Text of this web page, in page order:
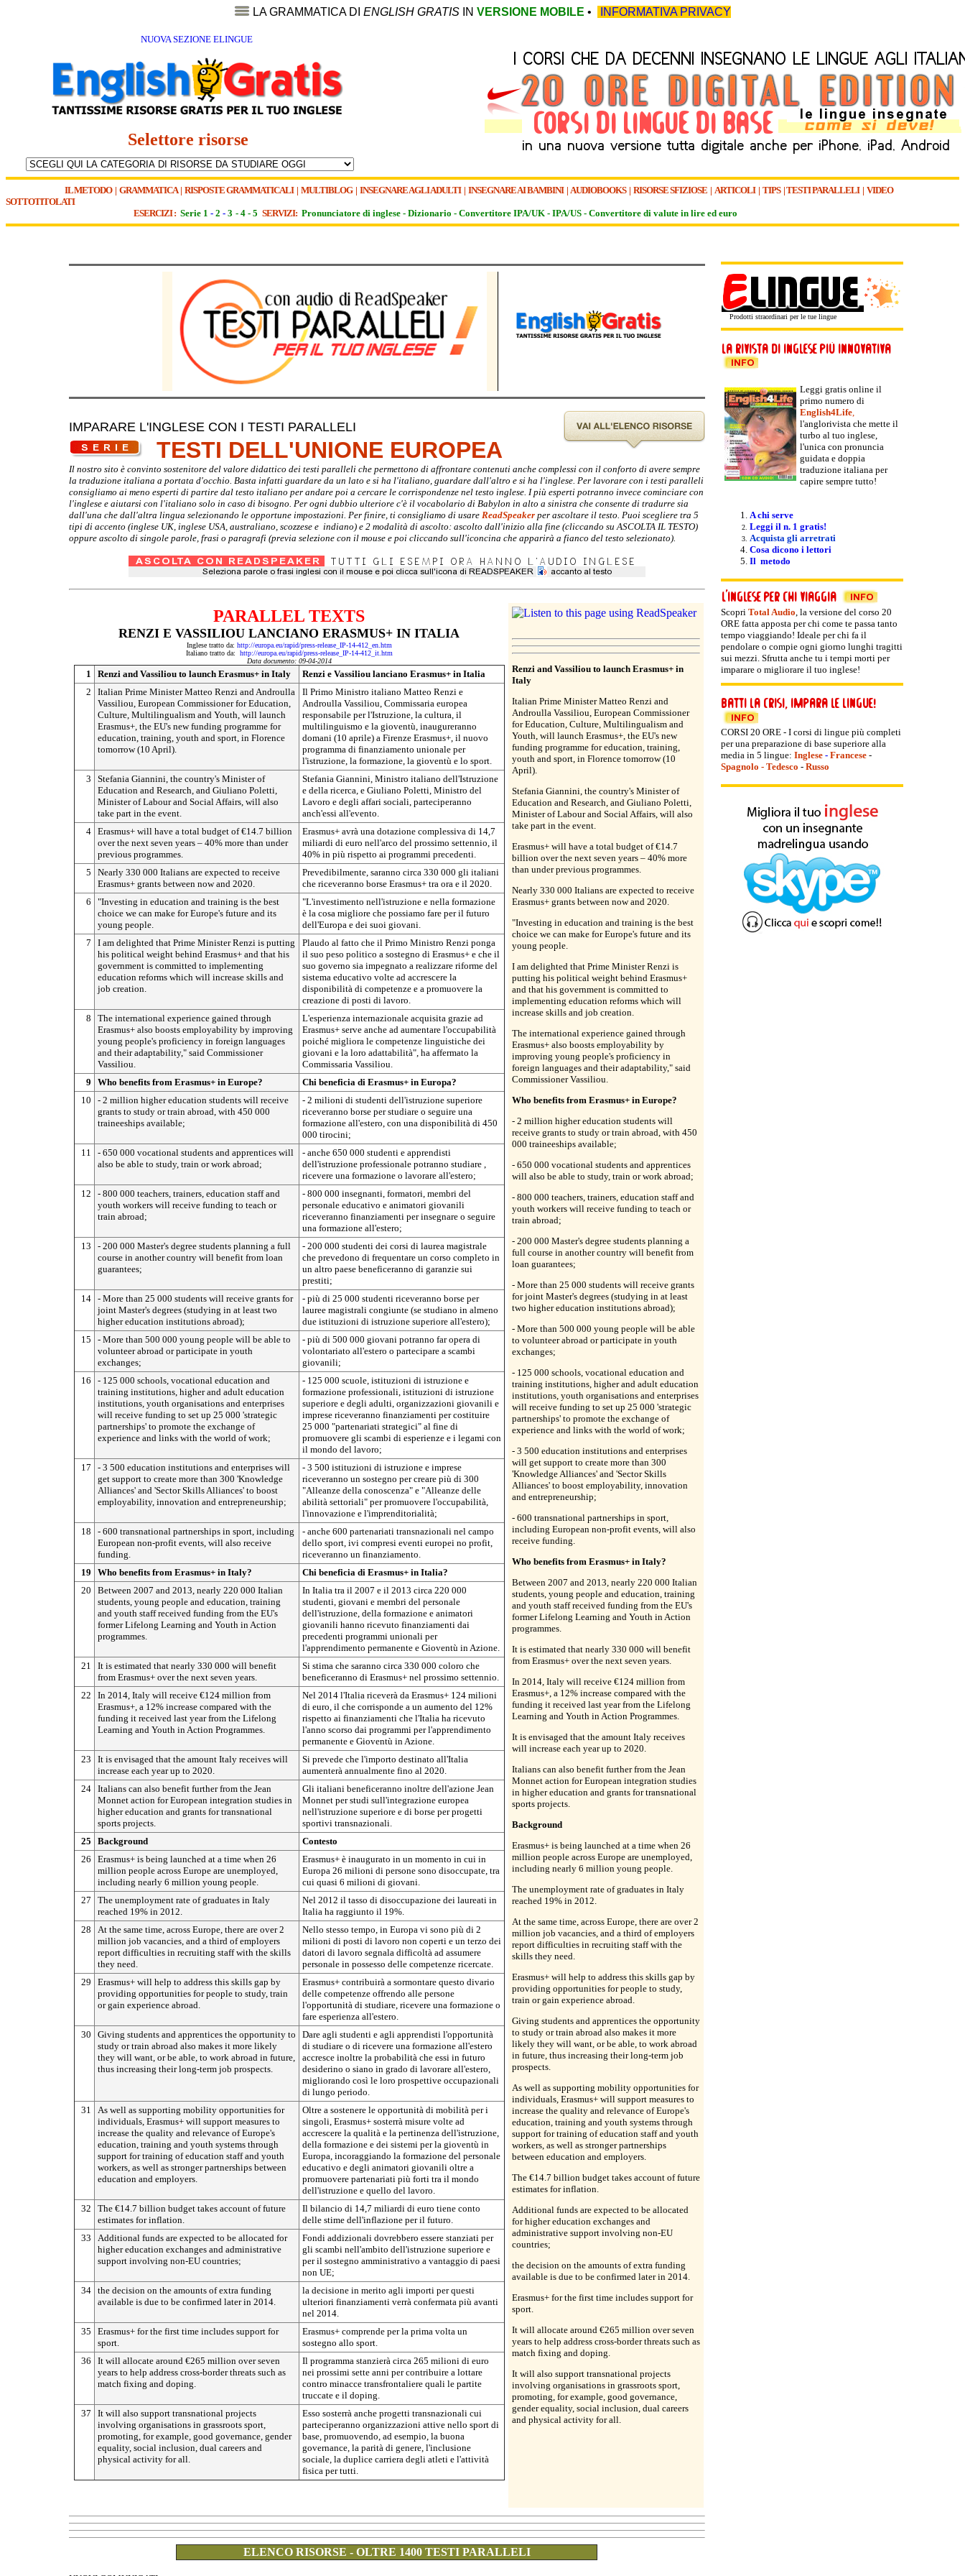
LA GRAMMATICA DI ENGLISH GRATIS IN VERSIONE MOBILE • INFORMATIVA PRIVACY
NUOVA SEZIONE ELINGUE
Selettore risorse
IL METODO| GRAMMATICA| RISPOSTE GRAMMATICALI| MULTIBLOG| INSEGNARE AGLI ADULTI | INSEGNARE AI BAMBINI| AUDIOBOOKS| RISORSE SFIZIOSE | ARTICOLI| TIPS|TESTI PARALLELI| VIDEO
SOTTOTITOLATI
ESERCIZI : Serie 1 - 2 - 3 - 4 - 5 SERVIZI: Pronunciatore di inglese - Dizionario - Convertitore IPA/UK - IPA/US - Convertitore di valute in lire ed euro
IMPARARE L'INGLESE CON I TESTI PARALLELI
TESTI DELL'UNIONE EUROPEA
Il nostro sito è convinto sostenitore del valore didattico dei testi paralleli che permettono di affrontare contenuti anche complessi con il conforto di avere sempre
la traduzione italiana a portata d'occhio. Basta infatti guardare da un lato e si ha l'italiano, guardare dall'altro e si ha l'inglese. Per lavorare con i testi paralleli
consigliamo ai meno esperti di partire dal testo italiano per andare poi a cercare le corrispondenze nel testo inglese. I più esperti potranno invece cominciare con
l'inglese e aiutarsi con l'italiano solo in caso di bisogno. Per ogni dubbio ulteriore c'è il vocabolario di Babylon in alto a sinistra che consente di tradurre sia
dall'una che dall'altra lingua selezionando le opportune impostazioni. Per finire, ti consigliamo di usare ReadSpeakerper ascoltare il testo. Puoi scegliere tra 5
tipi di accento (inglese UK, inglese USA, australiano, scozzese e indiano) e 2 modalità di ascolto: ascolto dall'inizio alla fine (cliccando su ASCOLTA IL TESTO)
oppure ascolto di singole parole, frasi o paragrafi (previa selezione con il mouse e poi cliccando sull'iconcina che apparirà a fianco del testo selezionato).
PARALLEL TEXTS
RENZI E VASSILIOU LANCIANO ERASMUS+ IN ITALIA
Inglese tratto da: http://europa.eu/rapid/press-release_IP-14-412_en.htm
Italiano tratto da: http://europa.eu/rapid/press-release_IP-14-412_it.htm
Data documento: 09-04-2014
1 Renzi and Vassiliou to launch Erasmus+ in Italy
Renzi e Vassiliou lanciano Erasmus+ in Italia
2
Italian Prime Minister Matteo Renzi and Androulla
Vassiliou, European Commissioner for Education,
Culture, Multilingualism and Youth, will launch
Erasmus+, the EU's new funding programme for
education, training, youth and sport, in Florence
tomorrow (10 April).
Il Primo Ministro italiano Matteo Renzi e
Androulla Vassiliou, Commissaria europea
responsabile per l'Istruzione, la cultura, il
multilinguismo e la gioventù, inaugureranno
domani (10 aprile) a Firenze Erasmus+, il nuovo
programma di finanziamento unionale per
l'istruzione, la formazione, la gioventù e lo sport.
3
Stefania Giannini, the country's Minister of
Education and Research, and Giuliano Poletti,
Minister of Labour and Social Affairs, will also
take part in the event.
Stefania Giannini, Ministro italiano dell'Istruzione
e della ricerca, e Giuliano Poletti, Ministro del
Lavoro e degli affari sociali, parteciperanno
anch'essi all'evento.
4
Erasmus+ will have a total budget of €14.7 billion
over the next seven years – 40% more than under
previous programmes.
Erasmus+ avrà una dotazione complessiva di 14,7
miliardi di euro nell'arco del prossimo settennio, il
40% in più rispetto ai programmi precedenti.
5
Nearly 330 000 Italians are expected to receive
Erasmus+ grants between now and 2020.
Prevedibilmente, saranno circa 330 000 gli italiani
che riceveranno borse Erasmus+ tra ora e il 2020.
6
"Investing in education and training is the best
choice we can make for Europe's future and its
young people.
"L'investimento nell'istruzione e nella formazione
è la cosa migliore che possiamo fare per il futuro
dell'Europa e dei suoi giovani.
7
I am delighted that Prime Minister Renzi is putting
his political weight behind Erasmus+ and that his
government is committed to implementing
education reforms which will increase skills and
job creation.
Plaudo al fatto che il Primo Ministro Renzi ponga
il suo peso politico a sostegno di Erasmus+ e che il
suo governo sia impegnato a realizzare riforme del
sistema educativo volte ad accrescere la
disponibilità di competenze e a promuovere la
creazione di posti di lavoro.
8
The international experience gained through
Erasmus+ also boosts employability by improving
young people's proficiency in foreign languages
and their adaptability," said Commissioner
Vassiliou.
L'esperienza internazionale acquisita grazie ad
Erasmus+ serve anche ad aumentare l'occupabilità
poiché migliora le competenze linguistiche dei
giovani e la loro adattabilità", ha affermato la
Commissaria Vassiliou.
9
Who benefits from Erasmus+ in Europe?
Chi beneficia di Erasmus+ in Europa?
10
- 2 million higher education students will receive
grants to study or train abroad, with 450 000
traineeships available;
- 2 milioni di studenti dell'istruzione superiore
riceveranno borse per studiare o seguire una
formazione all'estero, con una disponibilità di 450
000 tirocini;
11
- 650 000 vocational students and apprentices will
also be able to study, train or work abroad;
- anche 650 000 studenti e apprendisti
dell'istruzione professionale potranno studiare ,
ricevere una formazione o lavorare all'estero;
12
- 800 000 teachers, trainers, education staff and
youth workers will receive funding to teach or
train abroad;
- 800 000 insegnanti, formatori, membri del
personale educativo e animatori giovanili
riceveranno finanziamenti per insegnare o seguire
una formazione all'estero;
13
- 200 000 Master's degree students planning a full
course in another country will benefit from loan
guarantees;
- 200 000 studenti dei corsi di laurea magistrale
che prevedono di frequentare un corso completo in
un altro paese beneficeranno di garanzie sui
prestiti;
14
- More than 25 000 students will receive grants for
joint Master's degrees (studying in at least two
higher education institutions abroad);
- più di 25 000 studenti riceveranno borse per
lauree magistrali congiunte (se studiano in almeno
due istituzioni di istruzione superiore all'estero);
15
- More than 500 000 young people will be able to
volunteer abroad or participate in youth
exchanges;
- più di 500 000 giovani potranno far opera di
volontariato all'estero o partecipare a scambi
giovanili;
16
- 125 000 schools, vocational education and
training institutions, higher and adult education
institutions, youth organisations and enterprises
will receive funding to set up 25 000 'strategic
partnerships' to promote the exchange of
experience and links with the world of work;
- 125 000 scuole, istituzioni di istruzione e
formazione professionali, istituzioni di istruzione
superiore e degli adulti, organizzazioni giovanili e
imprese riceveranno finanziamenti per costituire
25 000 "partenariati strategici" al fine di
promuovere gli scambi di esperienze e i legami con
il mondo del lavoro;
17
- 3 500 education institutions and enterprises will
get support to create more than 300 'Knowledge
Alliances' and 'Sector Skills Alliances' to boost
employability, innovation and entrepreneurship;
- 3 500 istituzioni di istruzione e imprese
riceveranno un sostegno per creare più di 300
"Alleanze della conoscenza" e "Alleanze delle
abilità settoriali" per promuovere l'occupabilità,
l'innovazione e l'imprenditorialità;
18
- 600 transnational partnerships in sport, including
European non-profit events, will also receive
funding.
- anche 600 partenariati transnazionali nel campo
dello sport, ivi compresi eventi europei no profit,
riceveranno un finanziamento.
19
Who benefits from Erasmus+ in Italy?
Chi beneficia di Erasmus+ in Italia?
20
Between 2007 and 2013, nearly 220 000 Italian
students, young people and education, training
and youth staff received funding from the EU's
former Lifelong Learning and Youth in Action
programmes.
In Italia tra il 2007 e il 2013 circa 220 000
studenti, giovani e membri del personale
dell'istruzione, della formazione e animatori
giovanili hanno ricevuto finanziamenti dai
precedenti programmi unionali per
l'apprendimento permanente e Gioventù in Azione.
21
It is estimated that nearly 330 000 will benefit
from Erasmus+ over the next seven years.
Si stima che saranno circa 330 000 coloro che
beneficeranno di Erasmus+ nel prossimo settennio.
22
In 2014, Italy will receive €124 million from
Erasmus+, a 12% increase compared with the
funding it received last year from the Lifelong
Learning and Youth in Action Programmes.
Nel 2014 l'Italia riceverà da Erasmus+ 124 milioni
di euro, il che corrisponde a un aumento del 12%
rispetto ai finanziamenti che l'Italia ha ricevuto
l'anno scorso dai programmi per l'apprendimento
permanente e Gioventù in Azione.
23
It is envisaged that the amount Italy receives will
increase each year up to 2020.
Si prevede che l'importo destinato all'Italia
aumenterà annualmente fino al 2020.
24
Italians can also benefit further from the Jean
Monnet action for European integration studies in
higher education and grants for transnational
sports projects.
Gli italiani beneficeranno inoltre dell'azione Jean
Monnet per studi sull'integrazione europea
nell'istruzione superiore e di borse per progetti
sportivi transnazionali.
25
Background
Contesto
26
Erasmus+ is being launched at a time when 26
million people across Europe are unemployed,
including nearly 6 million young people.
Erasmus+ è inaugurato in un momento in cui in
Europa 26 milioni di persone sono disoccupate, tra
cui quasi 6 milioni di giovani.
27
The unemployment rate of graduates in Italy
reached 19% in 2012.
Nel 2012 il tasso di disoccupazione dei laureati in
Italia ha raggiunto il 19%.
28
At the same time, across Europe, there are over 2
million job vacancies, and a third of employers
report difficulties in recruiting staff with the skills
they need.
Nello stesso tempo, in Europa vi sono più di 2
milioni di posti di lavoro non coperti e un terzo dei
datori di lavoro segnala difficoltà ad assumere
personale in possesso delle competenze ricercate.
29
Erasmus+ will help to address this skills gap by
providing opportunities for people to study, train
or gain experience abroad.
Erasmus+ contribuirà a sormontare questo divario
delle competenze offrendo alle persone
l'opportunità di studiare, ricevere una formazione o
fare esperienza all'estero.
30
Giving students and apprentices the opportunity to
study or train abroad also makes it more likely
they will want, or be able, to work abroad in future,
thus increasing their long-term job prospects.
Dare agli studenti e agli apprendisti l'opportunità
di studiare o di ricevere una formazione all'estero
accresce inoltre la probabilità che essi in futuro
desiderino o siano in grado di lavorare all'estero,
migliorando così le loro prospettive occupazionali
di lungo periodo.
31
As well as supporting mobility opportunities for
individuals, Erasmus+ will support measures to
increase the quality and relevance of Europe's
education, training and youth systems through
support for training of education staff and youth
workers, as well as stronger partnerships between
education and employers.
Oltre a sostenere le opportunità di mobilità per i
singoli, Erasmus+ sosterrà misure volte ad
accrescere la qualità e la pertinenza dell'istruzione,
della formazione e dei sistemi per la gioventù in
Europa, incoraggiando la formazione del personale
educativo e degli animatori giovanili oltre a
promuovere partenariati più forti tra il mondo
dell'istruzione e quello del lavoro.
32
The €14.7 billion budget takes account of future
estimates for inflation.
Il bilancio di 14,7 miliardi di euro tiene conto
delle stime dell'inflazione per il futuro.
33
Additional funds are expected to be allocated for
higher education exchanges and administrative
support involving non-EU countries;
Fondi addizionali dovrebbero essere stanziati per
gli scambi nell'ambito dell'istruzione superiore e
per il sostegno amministrativo a vantaggio di paesi
non UE;
34
the decision on the amounts of extra funding
available is due to be confirmed later in 2014.
la decisione in merito agli importi per questi
ulteriori finanziamenti verrà confermata più avanti
nel 2014.
35
Erasmus+ for the first time includes support for
sport.
Erasmus+ comprende per la prima volta un
sostegno allo sport.
36
It will allocate around €265 million over seven
years to help address cross-border threats such as
match fixing and doping.
Il programma stanzierà circa 265 milioni di euro
nei prossimi sette anni per contribuire a lottare
contro minacce transfrontaliere quali le partite
truccate e il doping.
37
It will also support transnational projects
involving organisations in grassroots sport,
promoting, for example, good governance, gender
equality, social inclusion, dual careers and
physical activity for all.
Esso sosterrà anche progetti transnazionali cui
parteciperanno organizzazioni attive nello sport di
base, promuovendo, ad esempio, la buona
governance, la parità di genere, l'inclusione
sociale, la duplice carriera degli atleti e l'attività
fisica per tutti.
Renzi and Vassiliou to launch Erasmus+ in
Italy
Italian Prime Minister Matteo Renzi and
Androulla Vassiliou, European Commissioner
for Education, Culture, Multilingualism and
Youth, will launch Erasmus+, the EU's new
funding programme for education, training,
youth and sport, in Florence tomorrow (10
April).
Stefania Giannini, the country's Minister of
Education and Research, and Giuliano Poletti,
Minister of Labour and Social Affairs, will also
take part in the event.
Erasmus+ will have a total budget of €14.7
billion over the next seven years – 40% more
than under previous programmes.
Nearly 330 000 Italians are expected to receive
Erasmus+ grants between now and 2020.
"Investing in education and training is the best
choice we can make for Europe's future and its
young people.
I am delighted that Prime Minister Renzi is
putting his political weight behind Erasmus+
and that his government is committed to
implementing education reforms which will
increase skills and job creation.
The international experience gained through
Erasmus+ also boosts employability by
improving young people's proficiency in
foreign languages and their adaptability," said
Commissioner Vassiliou.
Who benefits from Erasmus+ in Europe?
- 2 million higher education students will
receive grants to study or train abroad, with 450
000 traineeships available;
- 650 000 vocational students and apprentices
will also be able to study, train or work abroad;
- 800 000 teachers, trainers, education staff and
youth workers will receive funding to teach or
train abroad;
- 200 000 Master's degree students planning a
full course in another country will benefit from
loan guarantees;
- More than 25 000 students will receive grants
for joint Master's degrees (studying in at least
two higher education institutions abroad);
- More than 500 000 young people will be able
to volunteer abroad or participate in youth
exchanges;
- 125 000 schools, vocational education and
training institutions, higher and adult education
institutions, youth organisations and enterprises
will receive funding to set up 25 000 'strategic
partnerships' to promote the exchange of
experience and links with the world of work;
- 3 500 education institutions and enterprises
will get support to create more than 300
'Knowledge Alliances' and 'Sector Skills
Alliances' to boost employability, innovation
and entrepreneurship;
- 600 transnational partnerships in sport,
including European non-profit events, will also
receive funding.
Who benefits from Erasmus+ in Italy?
Between 2007 and 2013, nearly 220 000 Italian
students, young people and education, training
and youth staff received funding from the EU's
former Lifelong Learning and Youth in Action
programmes.
It is estimated that nearly 330 000 will benefit
from Erasmus+ over the next seven years.
In 2014, Italy will receive €124 million from
Erasmus+, a 12% increase compared with the
funding it received last year from the Lifelong
Learning and Youth in Action Programmes.
It is envisaged that the amount Italy receives
will increase each year up to 2020.
Italians can also benefit further from the Jean
Monnet action for European integration studies
in higher education and grants for transnational
sports projects.
Background
Erasmus+ is being launched at a time when 26
million people across Europe are unemployed,
including nearly 6 million young people.
The unemployment rate of graduates in Italy
reached 19% in 2012.
At the same time, across Europe, there are over 2
million job vacancies, and a third of employers
report difficulties in recruiting staff with the
skills they need.
Erasmus+ will help to address this skills gap by
providing opportunities for people to study,
train or gain experience abroad.
Giving students and apprentices the opportunity
to study or train abroad also makes it more
likely they will want, or be able, to work abroad
in future, thus increasing their long-term job
prospects.
As well as supporting mobility opportunities for
individuals, Erasmus+ will support measures to
increase the quality and relevance of Europe's
education, training and youth systems through
support for training of education staff and youth
workers, as well as stronger partnerships
between education and employers.
The €14.7 billion budget takes account of future
estimates for inflation.
Additional funds are expected to be allocated
for higher education exchanges and
administrative support involving non-EU
countries;
the decision on the amounts of extra funding
available is due to be confirmed later in 2014.
Erasmus+ for the first time includes support for
sport.
It will allocate around €265 million over seven
years to help address cross-border threats such as
match fixing and doping.
It will also support transnational projects
involving organisations in grassroots sport,
promoting, for example, good governance,
gender equality, social inclusion, dual careers
and physical activity for all.
ELENCO RISORSE - OLTRE 1400 TESTI PARALLELI
Prodotti straordinari per le tue lingue
Leggi gratis online il
primo numero di
English4Life,
l'anglorivista che mette il
turbo al tuo inglese,
l'unica con pronuncia
guidata e doppia
traduzione italiana per
capire sempre tutto!
A chi serve
Leggi il n. 1 gratis!
Acquista gli arretrati
Cosa dicono i lettori
Il metodo
Scopri Total Audio , la versione del corso 20
ORE fatta apposta per chi come te passa tanto
tempo viaggiando! Ideale per chi fa il
pendolare o compie ogni giorno lunghi tragitti
sui mezzi. Sfrutta anche tu i tempi morti per
imparare o migliorare il tuo inglese!
CORSI 20 ORE - I corsi di lingue più completi
per una preparazione di base superiore alla
media in 5 lingue: Inglese- Francese-
Spagnolo - Tedesco - Russo